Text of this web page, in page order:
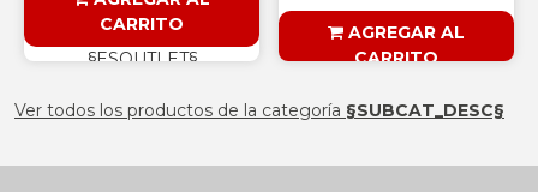
CARRITO
§ESOUTLET§
AGREGAR AL
CARRITO
Ver todos los productos de la categoría §SUBCAT_DESC§